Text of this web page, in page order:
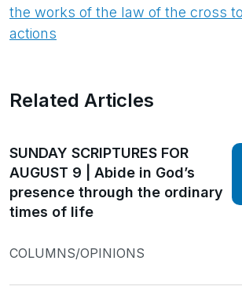
the works of the law of the cross
actions
Related Articles
SUNDAY SCRIPTURES FOR
AUGUST 9 | Abide in God’s
presence through the ordinary
times of life
COLUMNS/OPINIONS